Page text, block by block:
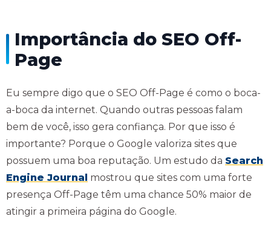
Importância do SEO Off-
Page
Eu sempre digo que o SEO Off-Page é como o boca-
a-boca da internet. Quando outras pessoas falam
bem de você, isso gera confiança. Por que isso é
importante? Porque o Google valoriza sites que
possuem uma boa reputação. Um estudo da Search
Engine Journal mostrou que sites com uma forte
presença Off-Page têm uma chance 50% maior de
atingir a primeira página do Google.